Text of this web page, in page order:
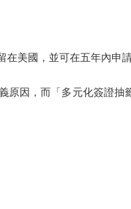
美國，並可在五年內申請
原因，而「多元化簽證抽